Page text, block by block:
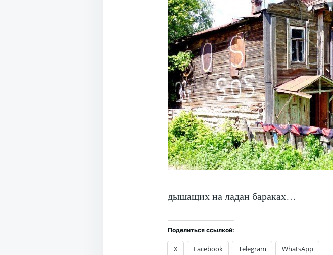
дышащих на ладан бараках…
Поделиться ссылкой:
X Facebook Telegram WhatsApp